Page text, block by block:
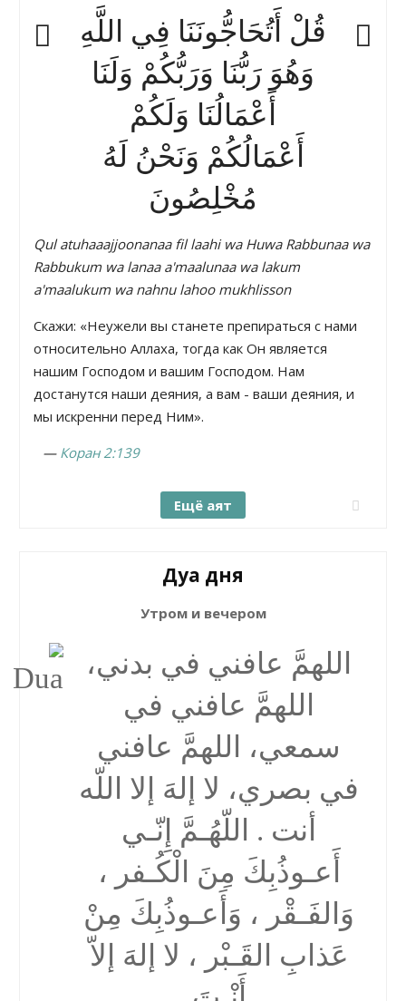
قُلْ أَتُحَاجُّونَنَا فِي اللَّهِ
وَهُوَ رَبُّنَا وَرَبُّكُمْ وَلَنَا
أَعْمَالُنَا وَلَكُمْ
أَعْمَالُكُمْ وَنَحْنُ لَهُ
مُخْلِصُونَ
Qul atuhaaajjoonanaa fil laahi wa Huwa Rabbunaa wa
Rabbukum wa lanaa a'maalunaa wa lakum
a'maalukum wa nahnu lahoo mukhlisson
Скажи: «Неужели вы станете препираться с нами
относительно Аллаха, тогда как Он является
нашим Господом и вашим Господом. Нам
достанутся наши деяния, а вам - ваши деяния, и
мы искренни перед Ним».
— Коран 2:139
Ещё аят
Дуа дня
Утром и вечером
اللهمَّ عافني في بدني،
اللهمَّ عافني في
سمعي، اللهمَّ عافني
في بصري، لا إلهَ إلا اللّه
أنت . اللّهُـمَّ إِنّـي
أَعـوذُبِكَ مِنَ الْكُـفر ،
وَالفَـقْر ، وَأَعـوذُبِكَ مِنْ
عَذابِ القَـبْر ، لا إلهَ إلاّ